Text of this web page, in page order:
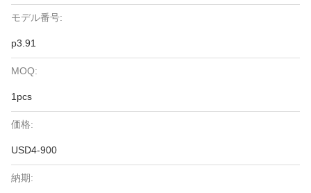
モデル番号:
p3.91
MOQ:
1pcs
価格:
USD4-900
納期: